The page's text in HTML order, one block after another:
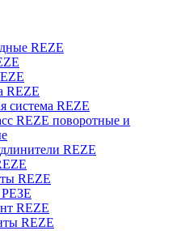
REZE
REZE
система REZE
REZE поворотные и
REZE
REZE
РЕЗЕ
REZE
REZE